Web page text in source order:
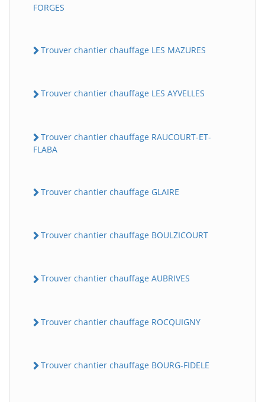
FORGES
Trouver chantier chauffage LES MAZURES
Trouver chantier chauffage LES AYVELLES
Trouver chantier chauffage RAUCOURT-ET-
FLABA
Trouver chantier chauffage GLAIRE
Trouver chantier chauffage BOULZICOURT
Trouver chantier chauffage AUBRIVES
Trouver chantier chauffage ROCQUIGNY
Trouver chantier chauffage BOURG-FIDELE